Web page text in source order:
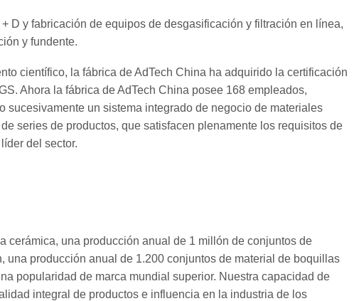
D y fabricación de equipos de desgasificación y filtración en línea,
y fundente.
científico, la fábrica de AdTech China ha adquirido la certificación
Ahora la fábrica de AdTech China posee 168 empleados,
un sistema integrado de negocio de materiales
series de productos, que satisfacen plenamente los requisitos de
del sector.
cerámica, una producción anual de 1 millón de conjuntos de
producción anual de 1.200 conjuntos de material de boquillas
popularidad de marca mundial superior. Nuestra capacidad de
integral de productos e influencia en la industria de los